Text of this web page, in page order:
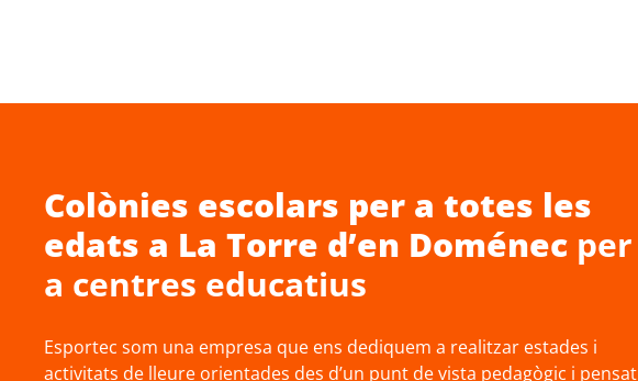
Colònies escolars per a totes les
edats a La Torre d’en Doménec per
a centres educatius
Esportec som una empresa que ens dediquem a realitzar estades i
activitats de lleure orientades des d’un punt de vista pedagògic i pensat